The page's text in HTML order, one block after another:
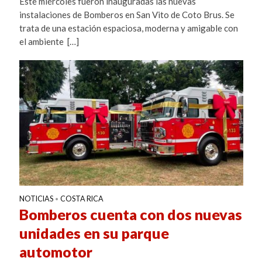
instalaciones de Bomberos en San Vito de Coto Brus. Se
trata de una estación espaciosa, moderna y amigable con
el ambiente […]
NOTICIAS • COSTA RICA
Bomberos cuenta con dos nuevas
unidades en su parque
automotor